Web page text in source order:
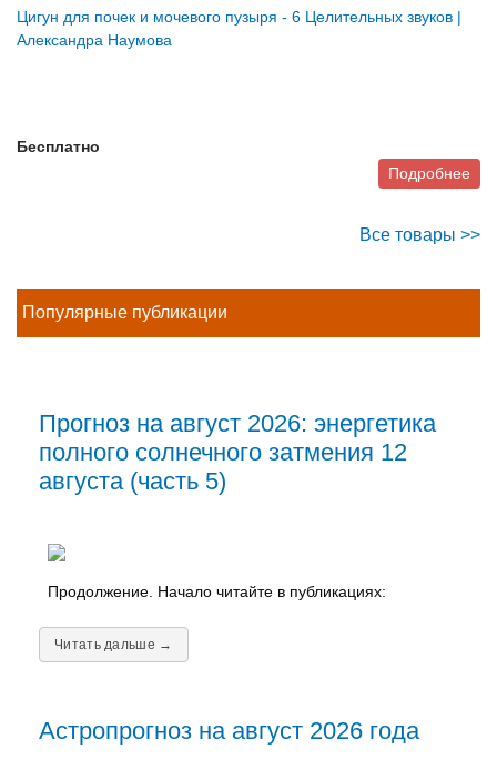
Цигун для почек и мочевого пузыря - 6 Целительных звуков |
Александра Наумова
Бесплатно
Подробнее
Все товары >>
Популярные публикации
Прогноз на август 2026: энергетика
полного солнечного затмения 12
августа (часть 5)
Продолжение. Начало читайте в публикациях:
Читать дальше →
Астропрогноз на август 2026 года